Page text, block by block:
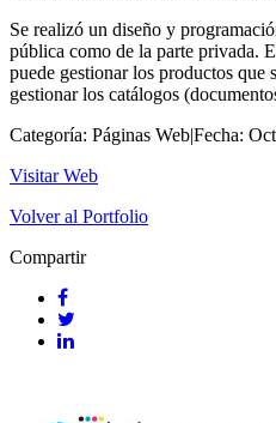
Se realizó un diseño y
pública como de la parte privada.
puede gestionar los productos que
gestionar los catálogos
Categoría: Páginas Web|Fecha:
Visitar Web
Volver al Portfolio
Compartir